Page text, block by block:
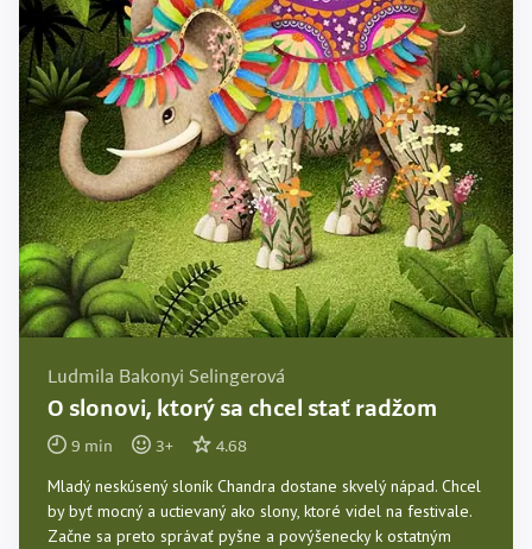
Ludmila Bakonyi Selingerová
O slonovi, ktorý sa chcel stať radžom
9 min 3+ 4.68
Mladý neskúsený sloník Chandra dostane skvelý nápad. Chcel
by byť mocný a uctievaný ako slony, ktoré videl na festivale.
Začne sa preto správať pyšne a povýšenecky k ostatným